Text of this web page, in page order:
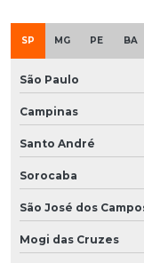
SP MG PE BA
São Paulo
Campinas
Santo André
Sorocaba
São José dos
Mogi das Cruzes